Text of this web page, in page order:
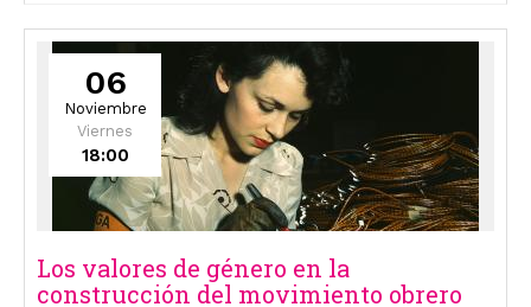
06
Noviembre
Viernes
18:00
Los valores de género en la
construcción del movimiento obrero